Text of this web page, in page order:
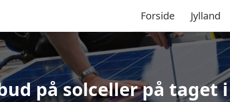
Forside Jylland
på solceller på taget